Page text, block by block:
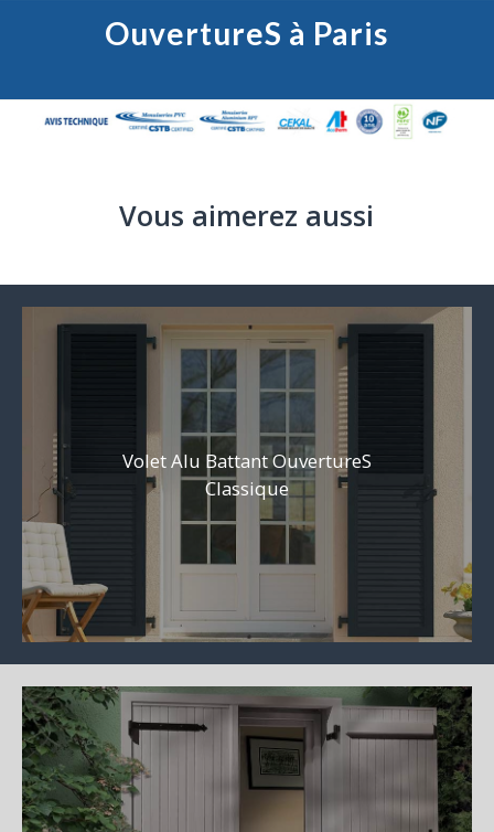
OuvertureS à Paris
Vous aimerez aussi
Volet Alu Battant OuvertureS
Classique